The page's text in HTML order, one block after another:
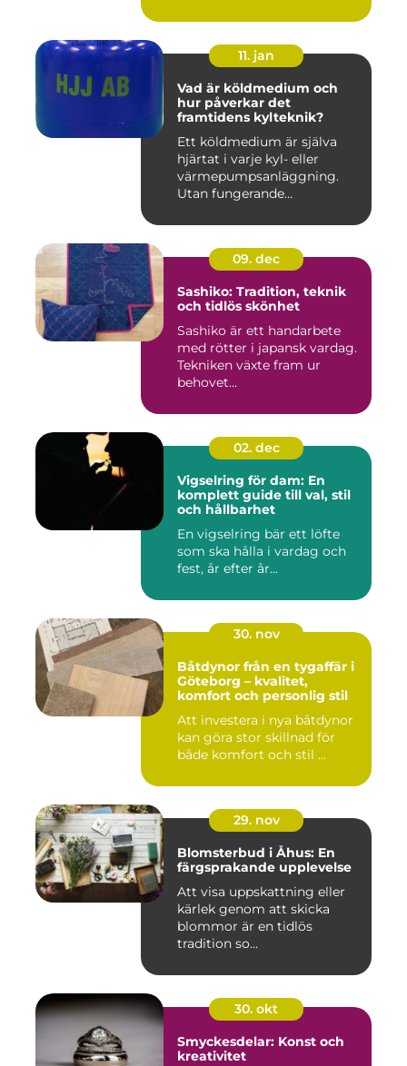
11. jan
Vad är köldmedium och
hur påverkar det
framtidens kylteknik?
Ett köldmedium är själva
hjärtat i varje kyl- eller
värmepumpsanläggning.
Utan fungerande
09. dec
Sashiko: Tradition, teknik
och tidlös skönhet
Sashiko är ett handarbete
med rötter i japansk vardag.
Tekniken växte fram ur
behovet...
02. dec
Vigselring för dam: En
komplett guide till val, stil
och hållbarhet
En vigselring bär ett löfte
som ska hålla i vardag och
fest, år efter år...
30. nov
Båtdynor från en tygaffär i
Göteborg – kvalitet,
komfort och personlig stil
Att investera i nya båtdynor
kan göra stor skillnad för
både komfort och stil ...
29. nov
Blomsterbud i Åhus: En
färgsprakande upplevelse
Att visa uppskattning eller
kärlek genom att skicka
blommor är en tidlös
tradition so...
30. okt
Smyckesdelar: Konst och
kreativitet